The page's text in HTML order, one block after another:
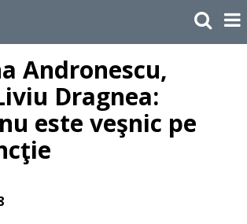
Andronescu,
Dragnea:
este veşnic pe